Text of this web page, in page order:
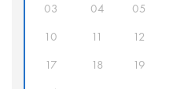
03
04 05
10
11 12
17
18 19